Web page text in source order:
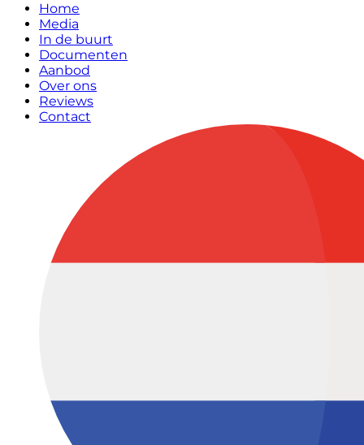
Home
Media
In de buurt
Documenten
Aanbod
Over ons
Reviews
Contact